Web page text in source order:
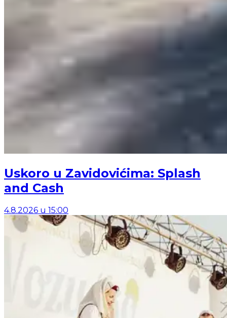
Uskoro u Zavidovićima: Splash
and Cash
4.8.2026 u 15:00